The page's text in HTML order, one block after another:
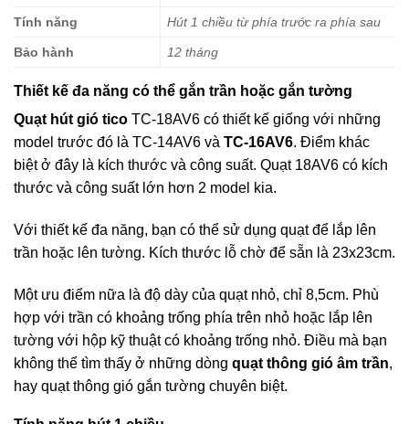
Tính năng Hút 1 chiều từ phía trước ra phía sau
Bảo hành 12 tháng
Thiết kế đa năng có thể gắn trần hoặc gắn tường
Quạt hút gió tico TC-18AV6 có thiết kế giống với những
model trước đó là TC-14AV6 và TC-16AV6. Điểm khác
biệt ở đây là kích thước và công suất. Quạt 18AV6 có kích
thước và công suất lớn hơn 2 model kia.
Với thiết kế đa năng, bạn có thể sử dụng quạt để lắp lên
trần hoặc lên tường. Kích thước lỗ chờ để sẵn là 23x23cm.
Một ưu điểm nữa là độ dày của quạt nhỏ, chỉ 8,5cm. Phù
hợp với trần có khoảng trống phía trên nhỏ hoặc lắp lên
tường với hộp kỹ thuật có khoảng trống nhỏ. Điều mà bạn
không thể tìm thấy ở những dòng quạt thông gió âm trần,
hay quạt thông gió gắn tường chuyên biệt.